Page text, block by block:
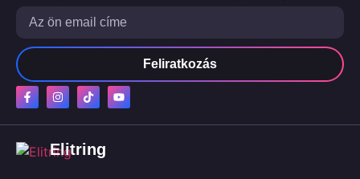
Feliratkozás
Elitring